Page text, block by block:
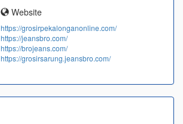
Website
https://grosirpekalonganonline.com/
https://jeansbro.com/
https://brojeans.com/
https://grosirsarung.jeansbro.com/